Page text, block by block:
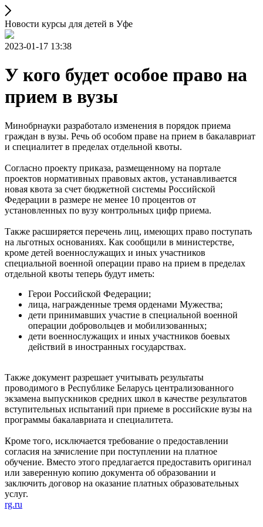
Новости курсы для детей в Уфе
2023-01-17 13:38
У кого будет особое право на
прием в вузы
Минобрнауки разработало изменения в порядок приема
граждан в вузы. Речь об особом праве на прием в бакалавриат
и специалитет в пределах отдельной квоты.
Согласно проекту приказа, размещенному на портале
проектов нормативных правовых актов, устанавливается
новая квота за счет бюджетной системы Российской
Федерации в размере не менее 10 процентов от
установленных по вузу контрольных цифр приема.
Также расширяется перечень лиц, имеющих право поступать
на льготных основаниях. Как сообщили в министерстве,
кроме детей военнослужащих и иных участников
специальной военной операции право на прием в пределах
отдельной квоты теперь будут иметь:
Герои Российской Федерации;
лица, награжденные тремя орденами Мужества;
дети принимавших участие в специальной военной
операции добровольцев и мобилизованных;
дети военнослужащих и иных участников боевых
действий в иностранных государствах.
Также документ разрешает учитывать результаты
проводимого в Республике Беларусь централизованного
экзамена выпускников средних школ в качестве результатов
вступительных испытаний при приеме в российские вузы на
программы бакалавриата и специалитета.
Кроме того, исключается требование о предоставлении
согласия на зачисление при поступлении на платное
обучение. Вместо этого предлагается предоставить оригинал
или заверенную копию документа об образовании и
заключить договор на оказание платных образовательных
услуг.
rg.ru